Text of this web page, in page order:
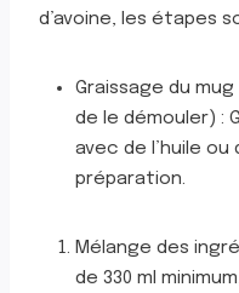
d’avoine, les étapes
Graissage du
de le démouler) :
avec de l’huile
préparation.
Mélange des
de 330 ml